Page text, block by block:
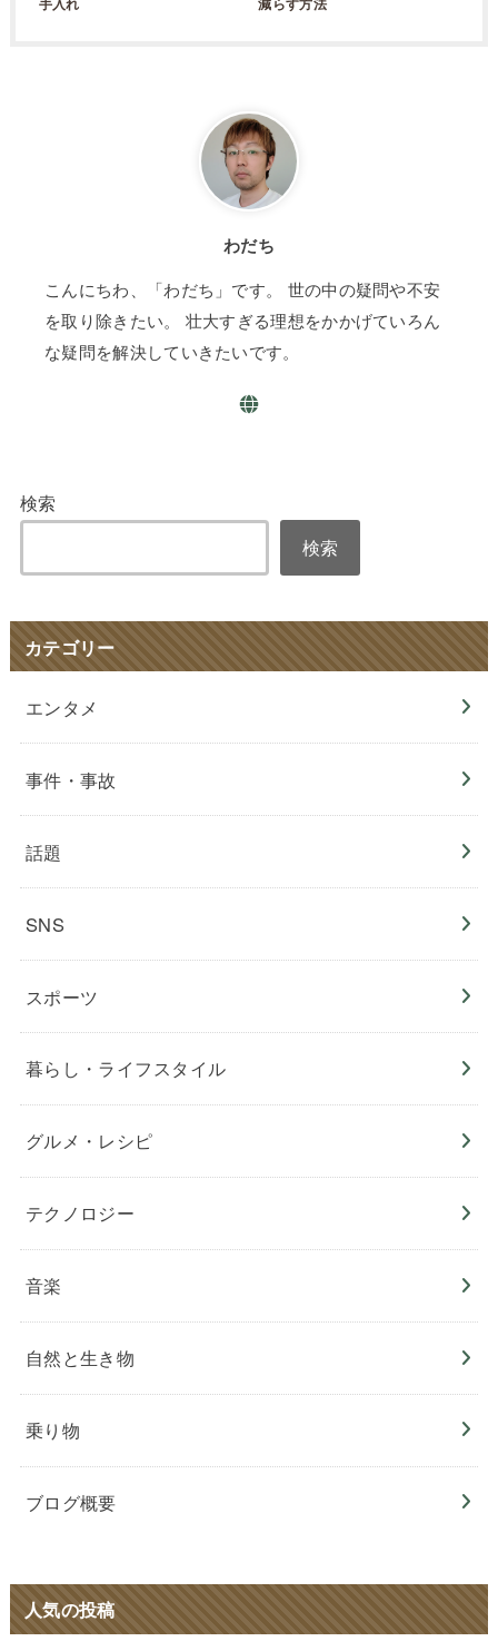
わだち
こんにちわ、「わだち」です。 世の中の疑問や不安
を取り除きたい。 壮大すぎる理想をかかげていろん
な疑問を解決していきたいです。
検索
検索
カテゴリー
エンタメ
事件・事故
話題
SNS
スポーツ
暮らし・ライフスタイル
グルメ・レシピ
テクノロジー
音楽
自然と生き物
乗り物
ブログ概要
人気の投稿